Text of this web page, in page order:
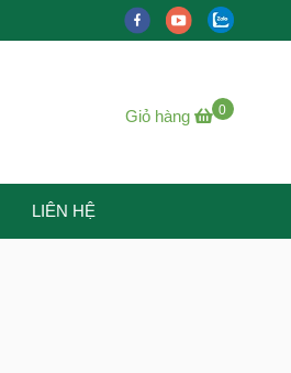
Giỏ hàng 0
LIÊN HỆ